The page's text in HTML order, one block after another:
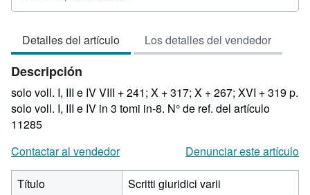
del
3
de
5
estrellas
Detalles del artículo Los detalles del vendedor
Descripción
solo voll. I, III e IV VIII + 241; X + 317; X + 267; XVI + 319 p.
solo voll. I, III e IV in 3 tomi in-8. N° de ref. del artículo
11285
Contactar al vendedor
Denunciar este artículo
Título
Scritti giuridici varii